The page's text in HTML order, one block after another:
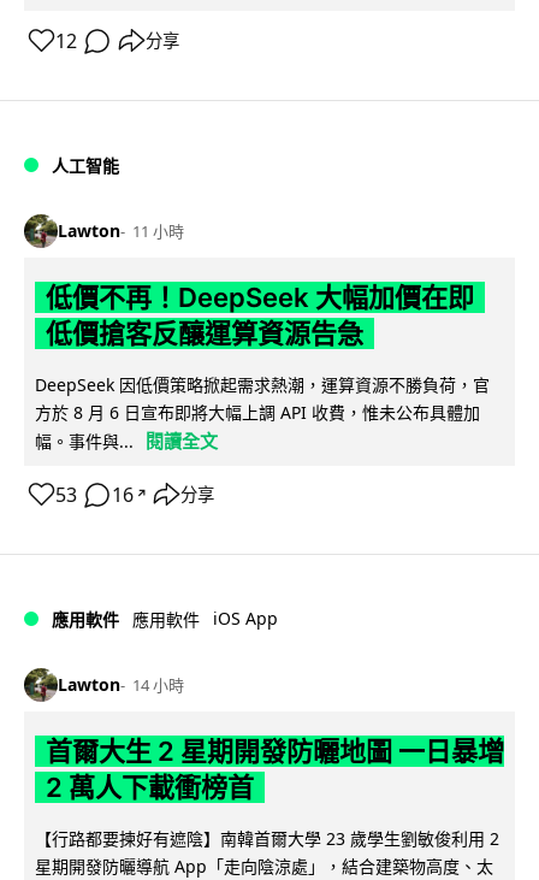
12 分享
人工智能
Lawton 11 小時
低價不再！DeepSeek 大幅加價在即
低價搶客反釀運算資源告急
DeepSeek 因低價策略掀起需求熱潮，運算資源不勝負荷，官
方於 8 月 6 日宣布即將大幅上調 API 收費，惟未公布具體加
幅。事件與...
閱讀全文
53 16 ↗ 分享
應用軟件 應用軟件 iOS App
Lawton 14 小時
首爾大生 2 星期開發防曬地圖 一日暴增
2 萬人下載衝榜首
【行路都要揀好有遮陰】南韓首爾大學 23 歲學生劉敏俊利用 2
星期開發防曬導航 App「走向陰涼處」，結合建築物高度、太